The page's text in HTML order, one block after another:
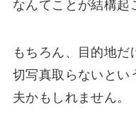
なんてことが結構起
もちろん、目的地だ
切写真取らないとい
夫かもしれません。